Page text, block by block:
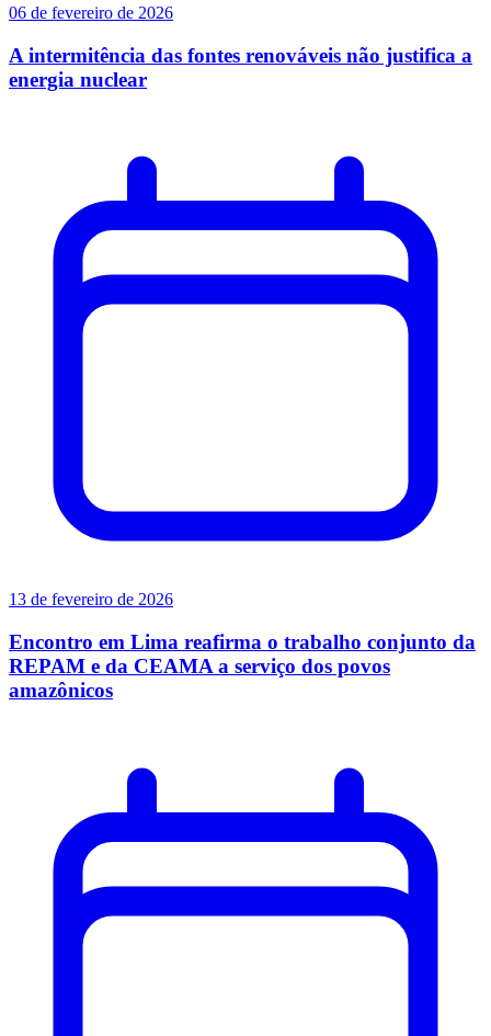
06 de fevereiro de 2026
A intermitência das fontes renováveis não justifica a
energia nuclear
13 de fevereiro de 2026
Encontro em Lima reafirma o trabalho conjunto da
REPAM e da CEAMA a serviço dos povos
amazônicos